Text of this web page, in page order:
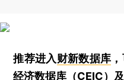
推荐进入财新数据库
经济数据库（CEIC）